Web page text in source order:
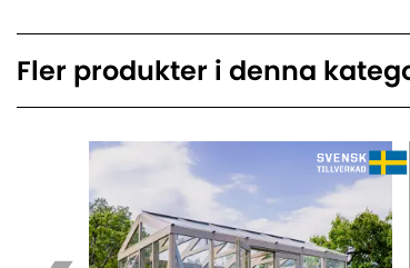
Fler produkter i denna